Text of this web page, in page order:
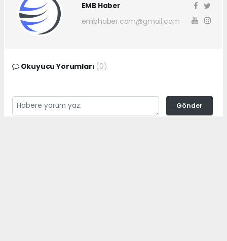
EMB Haber
embhaber.com@gmail.com
Okuyucu Yorumları (0)
Gönder